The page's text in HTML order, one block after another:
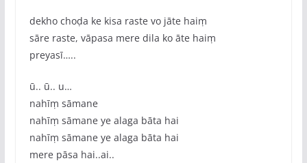
dekho choḍa ke kisa raste vo jāte haiṃ
sāre raste, vāpasa mere dila ko āte haiṃ
preyasī…..
ū.. ū.. u…
nahīṃ sāmane
nahīṃ sāmane ye alaga bāta hai
nahīṃ sāmane ye alaga bāta hai
mere pāsa hai..ai..